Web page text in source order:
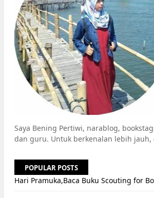
Saya Bening Pertiwi, narablog,
dan guru. Untuk berkenalan lebih jauh,
POPULAR POSTS
Hari Pramuka,Baca Buku Scouting for